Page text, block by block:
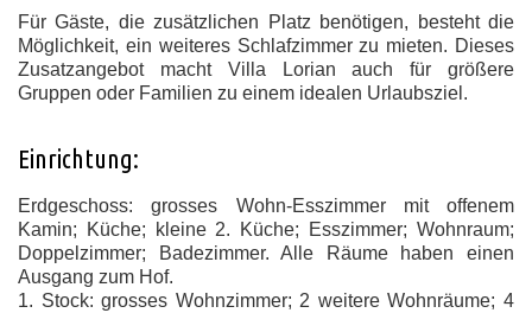
Für Gäste, die zusätzlichen Platz benötigen, besteht die
Möglichkeit, ein weiteres Schlafzimmer zu mieten. Dieses
Zusatzangebot macht Villa Lorian auch für größere
Gruppen oder Familien zu einem idealen Urlaubsziel.
Einrichtung:
Erdgeschoss: grosses Wohn-Esszimmer mit offenem
Kamin; Küche; kleine 2. Küche; Esszimmer; Wohnraum;
Doppelzimmer; Badezimmer. Alle Räume haben einen
Ausgang zum Hof.
1. Stock: grosses Wohnzimmer; 2 weitere Wohnräume; 4